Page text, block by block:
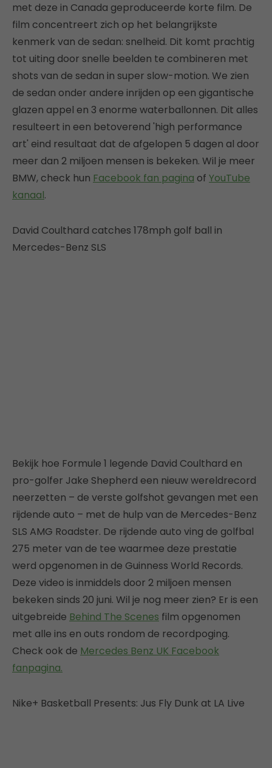
met deze in Canada geproduceerde korte film. De
film concentreert zich op het belangrijkste
kenmerk van de sedan: snelheid. Dit komt prachtig
tot uiting door snelle beelden te combineren met
shots van de sedan in super slow-motion. We zien
de sedan onder andere inrijden op een gigantische
glazen appel en 3 enorme waterballonnen. Dit alles
resulteert in een betoverend 'high performance
art' eind resultaat dat de afgelopen 5 dagen al door
meer dan 2 miljoen mensen is bekeken. Wil je meer
BMW, check hun Facebook fan pagina of YouTube
kanaal.
David Coulthard catches 178mph golf ball in
Mercedes-Benz SLS
Bekijk hoe Formule 1 legende David Coulthard en
pro-golfer Jake Shepherd een nieuw wereldrecord
neerzetten – de verste golfshot gevangen met een
rijdende auto – met de hulp van de Mercedes-Benz
SLS AMG Roadster. De rijdende auto ving de golfbal
275 meter van de tee waarmee deze prestatie
werd opgenomen in de Guinness World Records.
Deze video is inmiddels door 2 miljoen mensen
bekeken sinds 20 juni. Wil je nog meer zien? Er is een
uitgebreide Behind The Scenes film opgenomen
met alle ins en outs rondom de recordpoging.
Check ook de Mercedes Benz UK Facebook
fanpagina.
Nike+ Basketball Presents: Jus Fly Dunk at LA Live